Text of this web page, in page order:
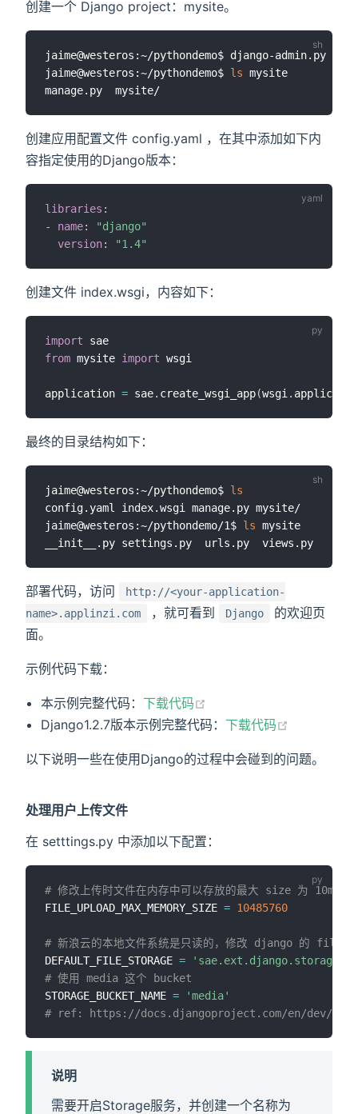
创建一个 Django project：mysite。
jaime@westeros:~/pythondemo$ django-admin.py
jaime@westeros:~/pythondemo$ ls mysite
创建应用配置文件 config.yaml ，在其中添加如下内
容指定使用的Django版本：
libraries :
-
name:
"django"
version: "1.4"
创建文件 index.wsgi，内容如下：
import
from mysite import wsgi
application = sae. create_wsgi_app(wsgi.
最终的目录结构如下：
jaime@westeros:~/pythondemo$ ls
config.yaml index.wsgi manage.py mysite/
jaime@westeros:~/pythondemo/1$ ls mysite
部署代码，访问
http://<your-application-
name>.applinzi.com
，就可看到 Django
的欢迎页
面。
示例代码下载：
本示例完整代码：下载代码
Django1.2.7版本示例完整代码：下载代码
以下说明一些在使用Django的过程中会碰到的问题。
处理用户上传文件
在 setttings.py 中添加以下配置：
# 修改上传时文件在内存中可以存放的最大 size 为 10m
FILE_UPLOAD_MAX_MEMORY_SIZE = 10485760
# 新浪云的本地文件系统是只读的，修改 django 的 file
DEFAULT_FILE_STORAGE =
# 使用 media 这个 bucket
STORAGE_BUCKET_NAME =
'media'
# ref: https://docs.djangoproject.com/en/dev/
说明
需要开启Storage服务，并创建一个名称为